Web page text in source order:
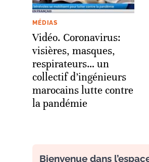
MÉDIAS
Vidéo. Coronavirus:
visières, masques,
respirateurs… un
collectif d’ingénieurs
marocains lutte contre
la pandémie
Bienvenue dans